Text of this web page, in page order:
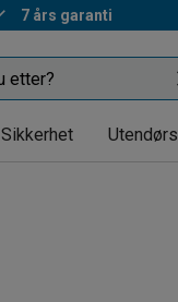
7 års garanti
Sikkerhet Utendørs